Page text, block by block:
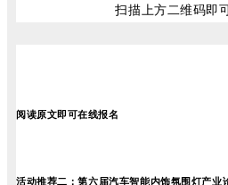
扫描上方二维码即
阅读原文即可在线报名
活动推荐二：第六届汽车智能内饰氛围灯产业